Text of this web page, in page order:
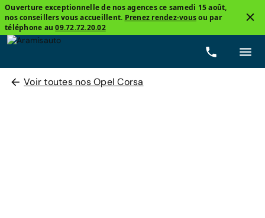
Ouverture exceptionnelle de nos agences ce samedi 15 août,
nos conseillers vous accueillent. Prenez rendez-vousou par
téléphone au09.72.72.20.02
Voir toutes nos Opel Corsa